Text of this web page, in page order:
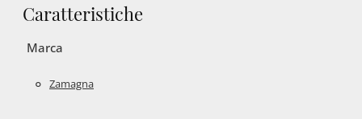
Caratteristiche
Marca
Zamagna